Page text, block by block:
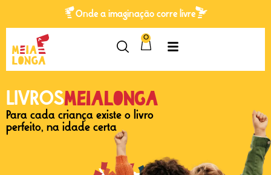
Onde a imaginação corre livre
0
LIVROSMeialonga
Para cada criança existe o livro
perfeito, na idade certa